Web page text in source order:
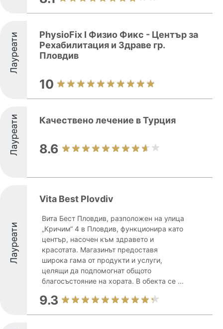
Лауреати
PhysioFix I Физио Фикс - Център за
Рехабилитация и Здраве гр.
Пловдив
10
Лауреати Качествено лечение в Турция
8.6
Лауреати
Vita Best Plovdiv
Вита Бест Пловдив, разположен на улица
„Кричим“ 4 в Пловдив, функционира като
център, насочен към здравето и
красотата. Магазинът предоставя
широка гама от продукти и услуги,
целящи да подпомогнат общото
благосъстояние на хората. В обекта се ...
9.3